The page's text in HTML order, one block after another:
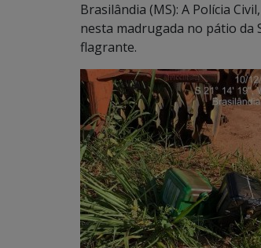
Brasilândia (MS): A Polícia
nesta madrugada no pátio da
flagrante.